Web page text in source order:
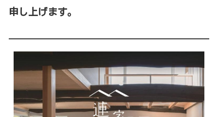
申し上げます。